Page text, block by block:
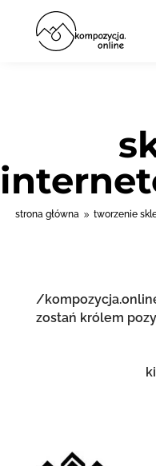
strona główna 9 tworzenie
/
zostań królem